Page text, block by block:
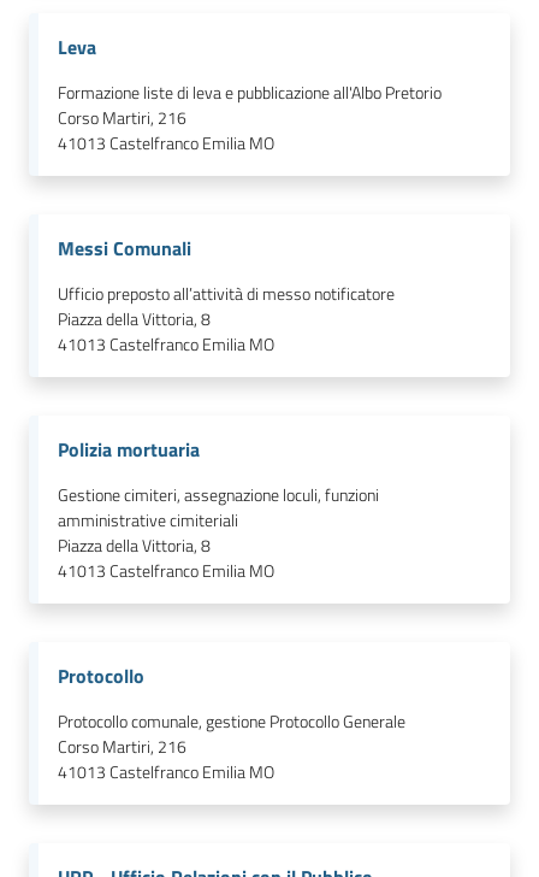
Leva
Formazione liste di leva e pubblicazione all'Albo Pretorio
Corso Martiri, 216
41013Castelfranco Emilia MO
Messi Comunali
Ufficio preposto all’attività di messo notificatore
Piazza della Vittoria, 8
41013Castelfranco Emilia MO
Polizia mortuaria
Gestione cimiteri, assegnazione loculi, funzioni
amministrative cimiteriali
Piazza della Vittoria, 8
41013Castelfranco Emilia MO
Protocollo
Protocollo comunale, gestione Protocollo Generale
Corso Martiri, 216
41013Castelfranco Emilia MO